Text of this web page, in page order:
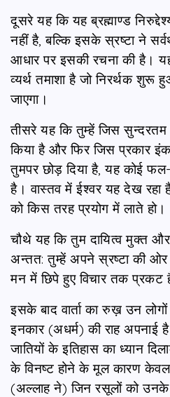
दूसरे यह कि यह ब्रह्माण्ड
नहीं है, बल्कि इसके स्रष्टा ने
आधार पर इसकी रचना की है।
व्यर्थ तमाशा है जो निरर्थक शुरू
जाएगा।
तीसरे यह कि तुम्हें जिस
किया है और फिर जिस प्रकार
तुमपर छोड़ दिया है, यह कोई
है। वास्तव में ईश्वर यह देख रहा
को किस तरह प्रयोग में लाते हो।
चौथे यह कि तुम दायित्व मुक्त और
अन्तत: तुम्हें अपने स्रष्टा की
मन में छिपे हुए विचार तक प्रकट
इसके बाद वार्ता का रुख़ उन
इनकार (अधर्म) की राह अपनाई
जातियों के इतिहास का ध्यान
के विनष्ट होने के मूल कारण
(अल्लाह ने) जिन रसूलों को उनके